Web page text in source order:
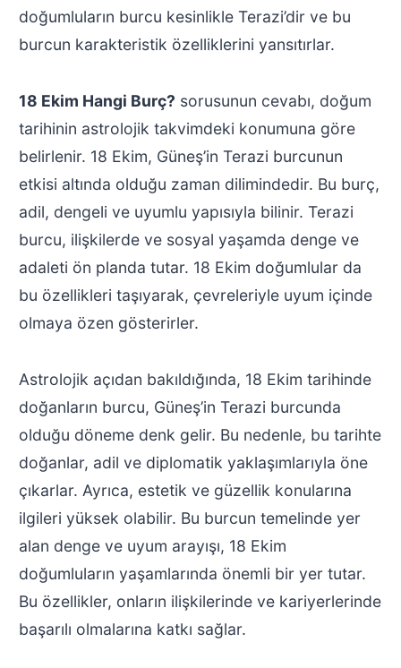
doğumluların burcu kesinlikle Terazi’dir ve bu
burcun karakteristik özelliklerini yansıtırlar.
18 Ekim Hangi Burç? sorusunun cevabı, doğum
tarihinin astrolojik takvimdeki konumuna göre
belirlenir. 18 Ekim, Güneş’in Terazi burcunun
etkisi altında olduğu zaman dilimindedir. Bu burç,
adil, dengeli ve uyumlu yapısıyla bilinir. Terazi
burcu, ilişkilerde ve sosyal yaşamda denge ve
adaleti ön planda tutar. 18 Ekim doğumlular da
bu özellikleri taşıyarak, çevreleriyle uyum içinde
olmaya özen gösterirler.
Astrolojik açıdan bakıldığında, 18 Ekim tarihinde
doğanların burcu, Güneş’in Terazi burcunda
olduğu döneme denk gelir. Bu nedenle, bu tarihte
doğanlar, adil ve diplomatik yaklaşımlarıyla öne
çıkarlar. Ayrıca, estetik ve güzellik konularına
ilgileri yüksek olabilir. Bu burcun temelinde yer
alan denge ve uyum arayışı, 18 Ekim
doğumluların yaşamlarında önemli bir yer tutar.
Bu özellikler, onların ilişkilerinde ve kariyerlerinde
başarılı olmalarına katkı sağlar.